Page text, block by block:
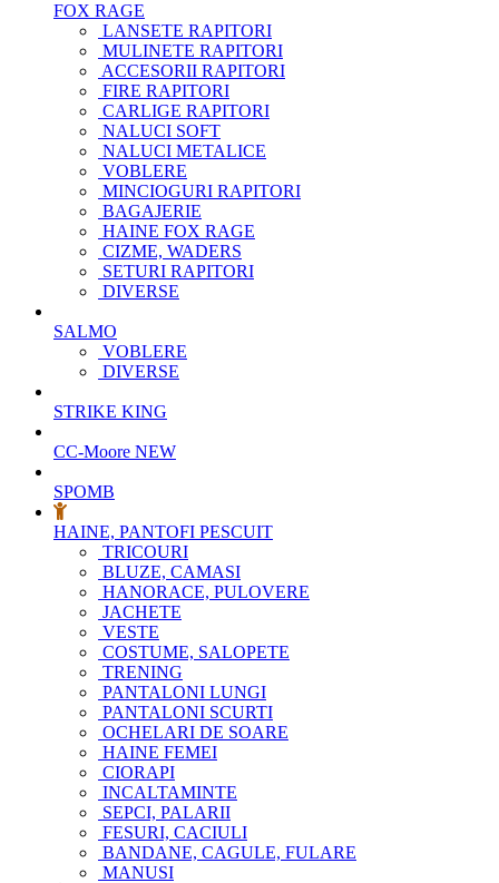
FOX RAGE
LANSETE RAPITORI
MULINETE RAPITORI
ACCESORII RAPITORI
FIRE RAPITORI
CARLIGE RAPITORI
NALUCI SOFT
NALUCI METALICE
VOBLERE
MINCIOGURI RAPITORI
BAGAJERIE
HAINE FOX RAGE
CIZME, WADERS
SETURI RAPITORI
DIVERSE
SALMO
VOBLERE
DIVERSE
STRIKE KING
CC-Moore NEW
SPOMB
HAINE, PANTOFI PESCUIT
TRICOURI
BLUZE, CAMASI
HANORACE, PULOVERE
JACHETE
VESTE
COSTUME, SALOPETE
TRENING
PANTALONI LUNGI
PANTALONI SCURTI
OCHELARI DE SOARE
HAINE FEMEI
CIORAPI
INCALTAMINTE
SEPCI, PALARII
FESURI, CACIULI
BANDANE, CAGULE, FULARE
MANUSI